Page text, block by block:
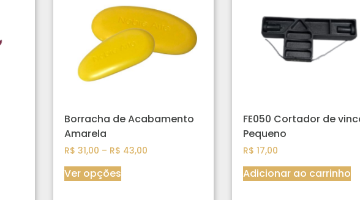
Borracha de Acabamento
Amarela
R$ 31,00 – R$ 43,00
Ver opções
FE050 Cortador de
Pequeno
R$ 17,00
Adicionar ao carrinho